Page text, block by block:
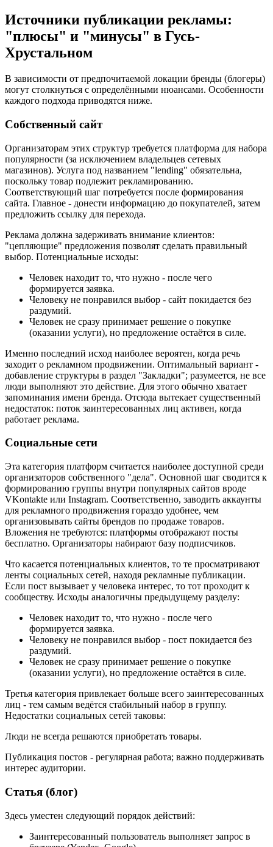
Источники публикации рекламы:
"плюсы" и "минусы" в Гусь-
Хрустальном
В зависимости от предпочитаемой локации бренды (блогеры)
могут столкнуться с определёнными нюансами. Особенности
каждого подхода приводятся ниже.
Собственный сайт
Организаторам этих структур требуется платформа для набора
популярности (за исключением владельцев сетевых
магазинов). Услуга под названием "lending" обязательна,
поскольку товар подлежит рекламированию.
Соответствующий шаг потребуется после формирования
сайта. Главное - донести информацию до покупателей, затем
предложить ссылку для перехода.
Реклама должна задерживать внимание клиентов:
"цепляющие" предложения позволят сделать правильный
выбор. Потенциальные исходы:
Человек находит то, что нужно - после чего
формируется заявка.
Человеку не понравился выбор - сайт покидается без
раздумий.
Человек не сразу принимает решение о покупке
(оказании услуги), но предложение остаётся в силе.
Именно последний исход наиболее вероятен, когда речь
заходит о рекламном продвижении. Оптимальный вариант -
добавление структуры в раздел "Закладки"; разумеется, не все
люди выполняют это действие. Для этого обычно хватает
запоминания имени бренда. Отсюда вытекает существенный
недостаток: поток заинтересованных лиц активен, когда
работает реклама.
Социальные сети
Эта категория платформ считается наиболее доступной среди
организаторов собственного "дела". Основной шаг сводится к
формированию группы внутри популярных сайтов вроде
VKontakte или Instagram. Соответственно, заводить аккаунты
для рекламного продвижения гораздо удобнее, чем
организовывать сайты брендов по продаже товаров.
Вложения не требуются: платформы отображают посты
бесплатно. Организаторы набирают базу подписчиков.
Что касается потенциальных клиентов, то те просматривают
ленты социальных сетей, находя рекламные публикации.
Если пост вызывает у человека интерес, то тот проходит к
сообществу. Исходы аналогичны предыдущему разделу:
Человек находит то, что нужно - после чего
формируется заявка.
Человеку не понравился выбор - пост покидается без
раздумий.
Человек не сразу принимает решение о покупке
(оказании услуги), но предложение остаётся в силе.
Третья категория привлекает больше всего заинтересованных
лиц - тем самым ведётся стабильный набор в группу.
Недостатки социальных сетей таковы:
Люди не всегда решаются приобретать товары.
Публикация постов - регулярная работа; важно поддерживать
интерес аудитории.
Статья (блог)
Здесь уместен следующий порядок действий:
Заинтересованный пользователь выполняет запрос в